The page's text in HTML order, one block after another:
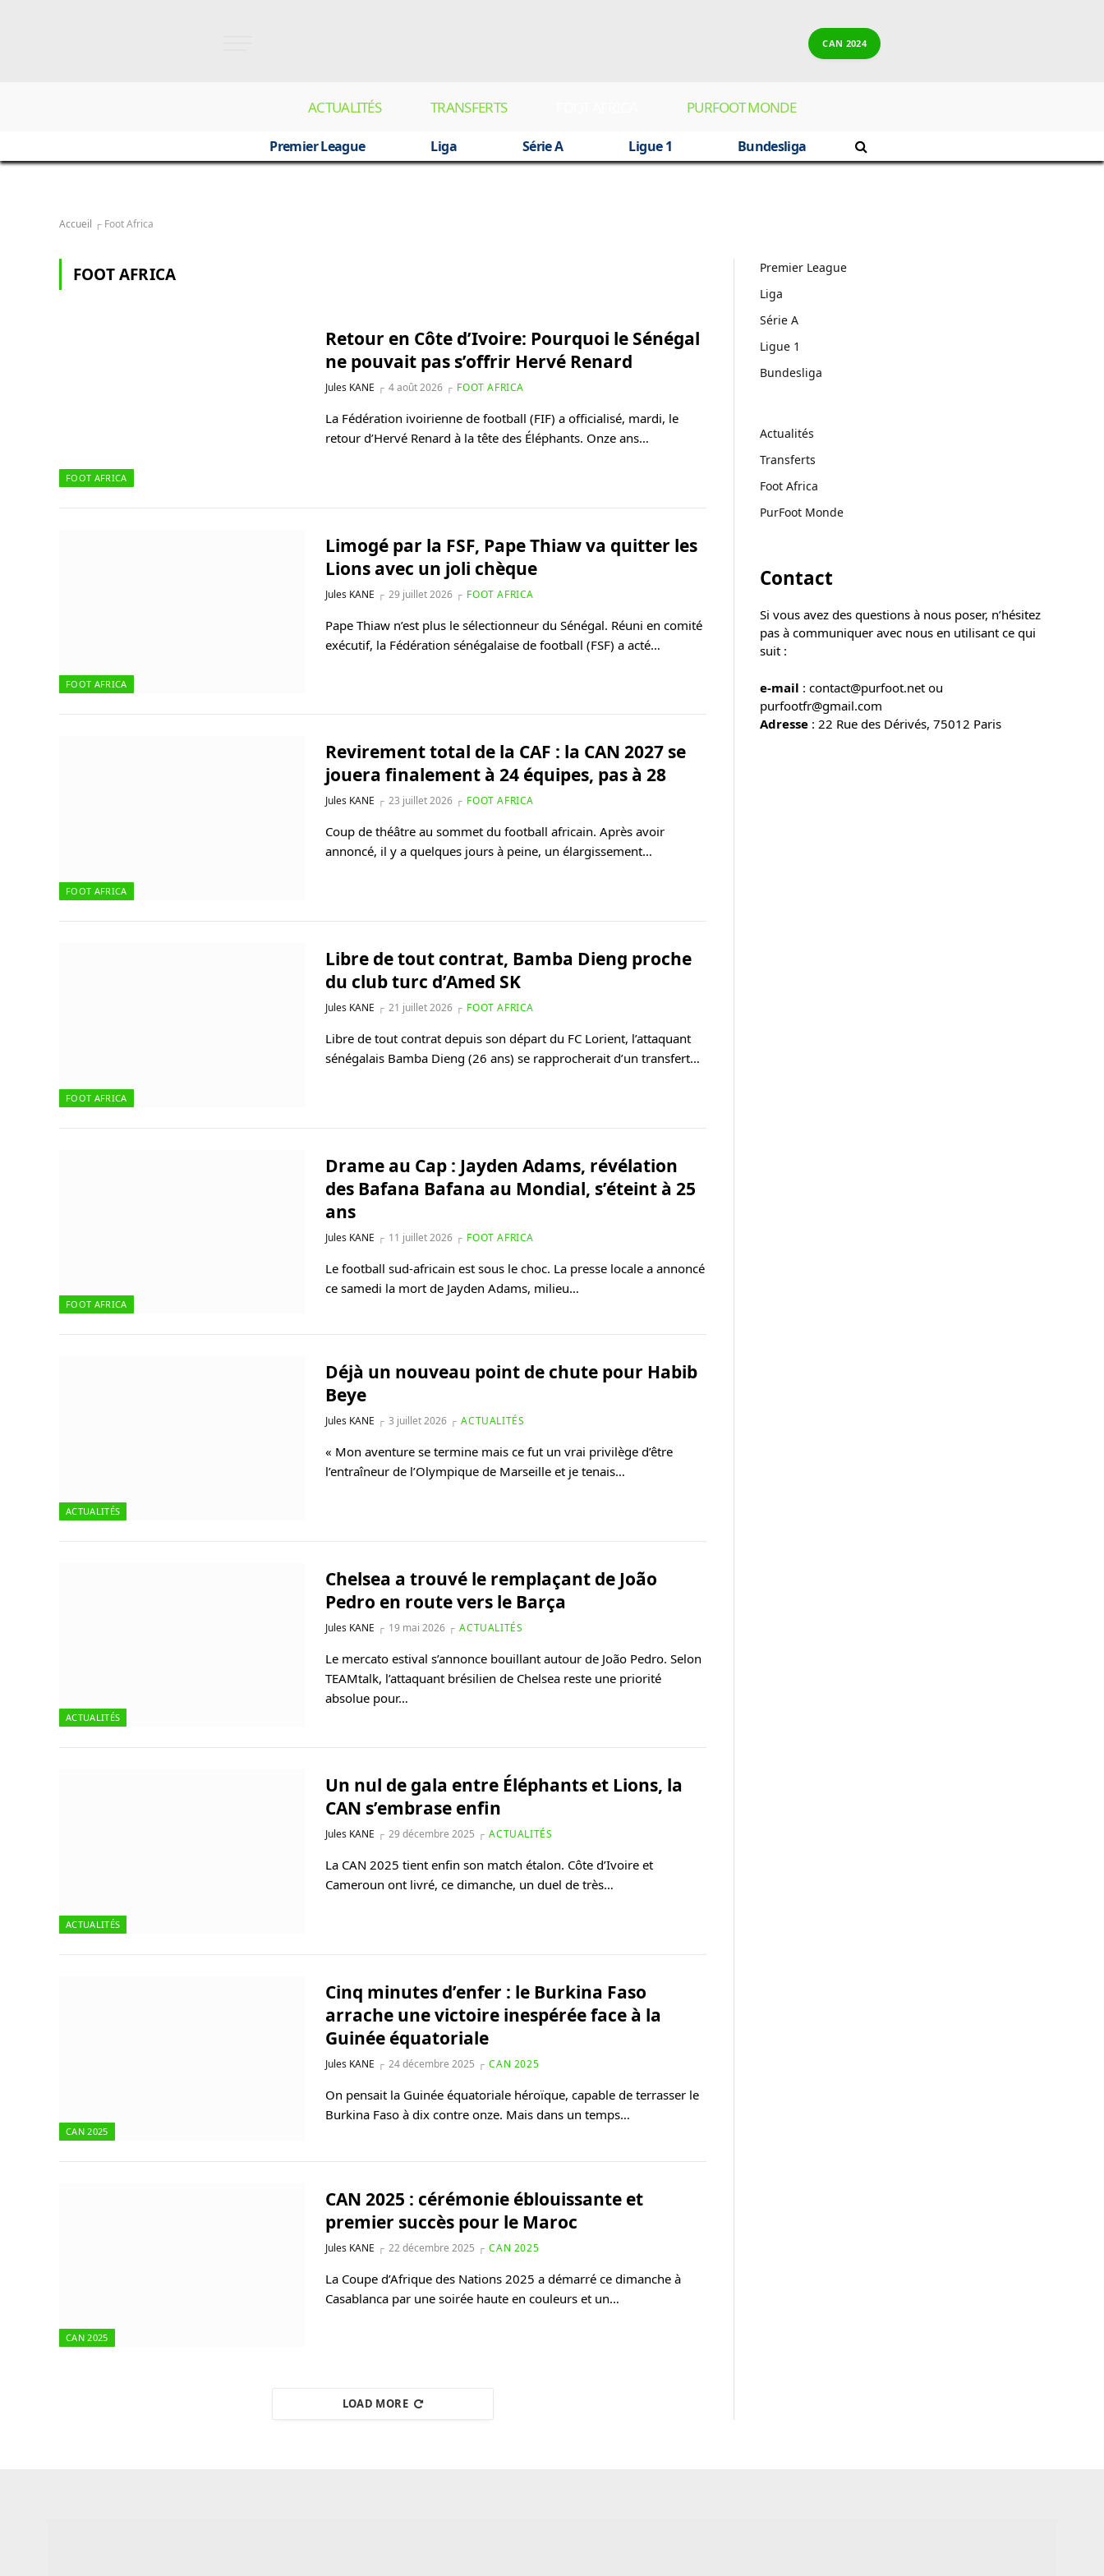
CAN 2024
ACTUALITÉS TRANSFERTS PURFOOT MONDE
Premier League Liga Série A Ligue 1 Bundesliga
Accueil ┌ Foot Africa
FOOT AFRICA
FOOT AFRICA
Retour en Côte d’Ivoire: Pourquoi le Sénégal
ne pouvait pas s’offrir Hervé Renard
Jules KANE 4 août 2026 FOOT AFRICA
La Fédération ivoirienne de football (FIF) a officialisé, mardi, le
retour d’Hervé Renard à la tête des Éléphants. Onze ans…
FOOT AFRICA
Limogé par la FSF, Pape Thiaw va quitter les
Lions avec un joli chèque
Jules KANE 29 juillet 2026 FOOT AFRICA
Pape Thiaw n’est plus le sélectionneur du Sénégal. Réuni en comité
exécutif, la Fédération sénégalaise de football (FSF) a acté…
FOOT AFRICA
Revirement total de la CAF : la CAN 2027 se
jouera finalement à 24 équipes, pas à 28
Jules KANE 23 juillet 2026 FOOT AFRICA
Coup de théâtre au sommet du football africain. Après avoir
annoncé, il y a quelques jours à peine, un élargissement…
FOOT AFRICA
Libre de tout contrat, Bamba Dieng proche
du club turc d’Amed SK
Jules KANE 21 juillet 2026 FOOT AFRICA
Libre de tout contrat depuis son départ du FC Lorient, l’attaquant
sénégalais Bamba Dieng (26 ans) se rapprocherait d’un transfert…
FOOT AFRICA
Drame au Cap : Jayden Adams, révélation
des Bafana Bafana au Mondial, s’éteint à 25
ans
Jules KANE 11 juillet 2026 FOOT AFRICA
Le football sud-africain est sous le choc. La presse locale a annoncé
ce samedi la mort de Jayden Adams, milieu…
ACTUALITÉS
Déjà un nouveau point de chute pour Habib
Beye
Jules KANE 3 juillet 2026 ACTUALITÉS
« Mon aventure se termine mais ce fut un vrai privilège d’être
l’entraîneur de l’Olympique de Marseille et je tenais…
ACTUALITÉS
Chelsea a trouvé le remplaçant de João
Pedro en route vers le Barça
Jules KANE 19 mai 2026 ACTUALITÉS
Le mercato estival s’annonce bouillant autour de João Pedro. Selon
TEAMtalk, l’attaquant brésilien de Chelsea reste une priorité
absolue pour…
ACTUALITÉS
Un nul de gala entre Éléphants et Lions, la
CAN s’embrase enfin
Jules KANE 29 décembre 2025 ACTUALITÉS
La CAN 2025 tient enfin son match étalon. Côte d’Ivoire et
Cameroun ont livré, ce dimanche, un duel de très…
CAN 2025
Cinq minutes d’enfer : le Burkina Faso
arrache une victoire inespérée face à la
Guinée équatoriale
Jules KANE 24 décembre 2025 CAN 2025
On pensait la Guinée équatoriale héroïque, capable de terrasser le
Burkina Faso à dix contre onze. Mais dans un temps…
CAN 2025
CAN 2025 : cérémonie éblouissante et
premier succès pour le Maroc
Jules KANE 22 décembre 2025 CAN 2025
La Coupe d’Afrique des Nations 2025 a démarré ce dimanche à
Casablanca par une soirée haute en couleurs et un…
LOAD MORE
Premier League
Liga
Série A
Ligue 1
Bundesliga
Actualités
Transferts
Foot Africa
PurFoot Monde
Contact
Si vous avez des questions à nous poser, n’hésitez
pas à communiquer avec nous en utilisant ce qui
suit :
e-mail : contact@purfoot.net ou
purfootfr@gmail.com
Adresse : 22 Rue des Dérivés, 75012 Paris